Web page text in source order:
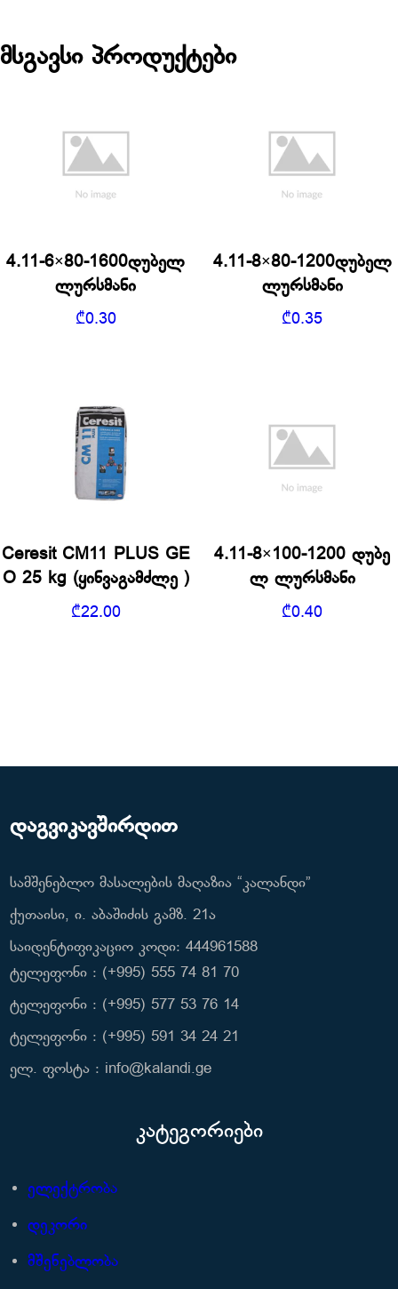
მსგავსი პროდუქტები
4.11-6×80-1600დუბელ
ლურსმანი
₾0.30
4.11-8×80-1200დუბელ
ლურსმანი
₾0.35
Ceresit CM11 PLUS GE
O 25 kg (ყინვაგამძლე )
₾22.00
4.11-8×100-1200 დუბე
ლ ლურსმანი
₾0.40
დაგვიკავშირდით
სამშენებლო მასალების მაღაზია “კალანდი”
ქუთაისი, ი. აბაშიძის გამზ. 21ა
საიდენტიფიკაციო კოდი: 444961588
ტელეფონი : (+995) 555 74 81 70
ტელეფონი : (+995) 577 53 76 14
ტელეფონი : (+995) 591 34 24 21
ელ. ფოსტა : info@kalandi.ge
კატეგორიები
ელექტრობა
დეკორი
მშენებლობა